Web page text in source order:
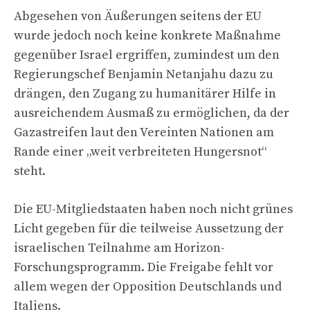
Abgesehen von Äußerungen seitens der EU
wurde jedoch noch keine konkrete Maßnahme
gegenüber Israel ergriffen, zumindest um den
Regierungschef Benjamin Netanjahu dazu zu
drängen, den Zugang zu humanitärer Hilfe in
ausreichendem Ausmaß zu ermöglichen, da der
Gazastreifen laut den Vereinten Nationen am
Rande einer „weit verbreiteten Hungersnot“
steht.
Die EU-Mitgliedstaaten haben noch nicht grünes
Licht gegeben für die teilweise Aussetzung der
israelischen Teilnahme am Horizon-
Forschungsprogramm. Die Freigabe fehlt vor
allem wegen der Opposition Deutschlands und
Italiens.